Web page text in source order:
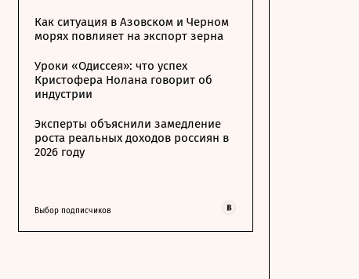
Как ситуация в Азовском и Черном
морях повлияет на экспорт зерна
Уроки «Одиссея»: что успех
Кристофера Нолана говорит об
индустрии
Эксперты объяснили замедление
роста реальных доходов россиян в
2026 году
Выбор подписчиков